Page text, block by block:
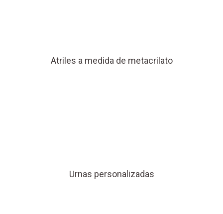
Atriles a medida de metacrilato
Urnas personalizadas